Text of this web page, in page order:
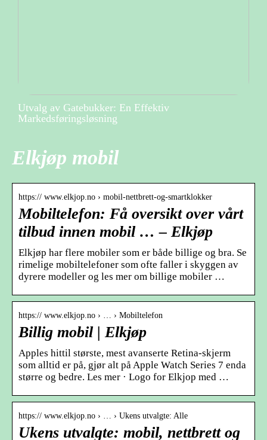
Utvalg av Gatebukker: En Effektiv
Markedsføringsløsning
Elkjøp mobil
https:// www.elkjop.no › mobil-nettbrett-og-smartklokker
Mobiltelefon: Få oversikt over vårt
tilbud innen mobil … – Elkjøp
Elkjøp har flere mobiler som er både billige og bra. Se
rimelige mobiltelefoner som ofte faller i skyggen av
dyrere modeller og les mer om billige mobiler …
https:// www.elkjop.no › … › Mobiltelefon
Billig mobil | Elkjøp
Apples hittil største, mest avanserte Retina-skjerm
som alltid er på, gjør alt på Apple Watch Series 7 enda
større og bedre. Les mer · Logo for Elkjop med …
https:// www.elkjop.no › … › Ukens utvalgte: Alle
Ukens utvalgte: mobil, nettbrett og